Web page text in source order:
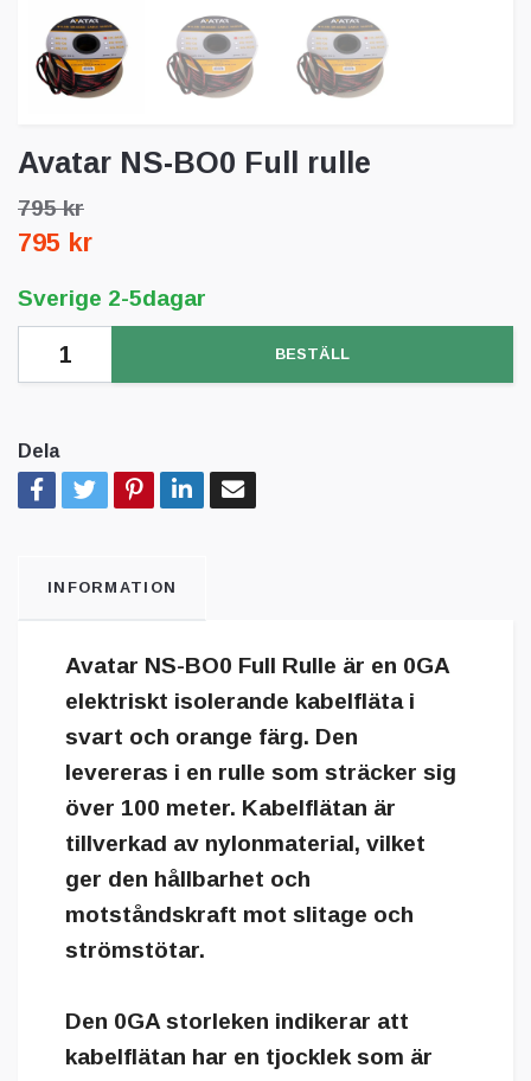
Avatar NS-BO0 Full rulle
795 kr
795 kr
Sverige 2-5dagar
BESTÄLL
Dela
INFORMATION
Avatar NS-BO0 Full Rulle är en 0GA
elektriskt isolerande kabelfläta i
svart och orange färg. Den
levereras i en rulle som sträcker sig
över 100 meter. Kabelflätan är
tillverkad av nylonmaterial, vilket
ger den hållbarhet och
motståndskraft mot slitage och
strömstötar.
Den 0GA storleken indikerar att
kabelflätan har en tjocklek som är